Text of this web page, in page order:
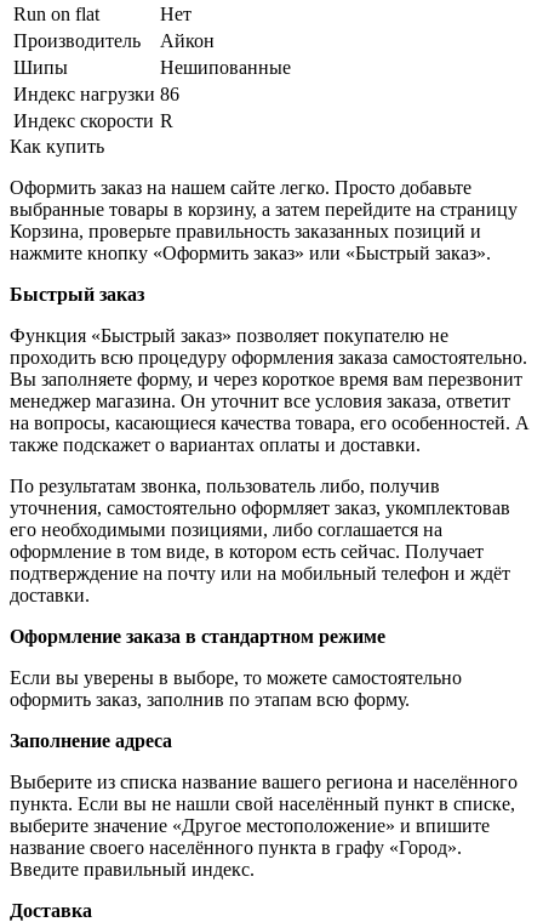
Run on flat
Нет
Производитель
Айкон
Шипы
Нешипованные
Индекс нагрузки 86
Индекс скорости R
Как купить
Оформить заказ на нашем сайте легко. Просто добавьте
выбранные товары в корзину, а затем перейдите на страницу
Корзина, проверьте правильность заказанных позиций и
нажмите кнопку «Оформить заказ» или «Быстрый заказ».
Быстрый заказ
Функция «Быстрый заказ» позволяет покупателю не
проходить всю процедуру оформления заказа самостоятельно.
Вы заполняете форму, и через короткое время вам перезвонит
менеджер магазина. Он уточнит все условия заказа, ответит
на вопросы, касающиеся качества товара, его особенностей. А
также подскажет о вариантах оплаты и доставки.
По результатам звонка, пользователь либо, получив
уточнения, самостоятельно оформляет заказ, укомплектовав
его необходимыми позициями, либо соглашается на
оформление в том виде, в котором есть сейчас. Получает
подтверждение на почту или на мобильный телефон и ждёт
доставки.
Оформление заказа в стандартном режиме
Если вы уверены в выборе, то можете самостоятельно
оформить заказ, заполнив по этапам всю форму.
Заполнение адреса
Выберите из списка название вашего региона и населённого
пункта. Если вы не нашли свой населённый пункт в списке,
выберите значение «Другое местоположение» и впишите
название своего населённого пункта в графу «Город».
Введите правильный индекс.
Доставка